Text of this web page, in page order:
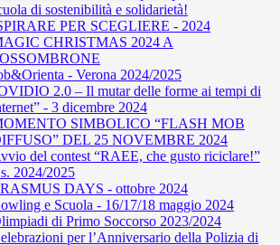
di sostenibilità e solidarietà!
PER SCEGLIERE - 2024
CHRISTMAS 2024 A
- Verona 2024/2025
2.0 – Il mutar delle forme ai tempi di
- 3 dicembre 2024
SIMBOLICO “FLASH MOB
DEL 25 NOVEMBRE 2024
del contest “RAEE, che gusto riciclare!”
2024/2025
DAYS - ottobre 2024
e Scuola - 16/17/18 maggio 2024
di Primo Soccorso 2023/2024
per l’Anniversario della Polizia di